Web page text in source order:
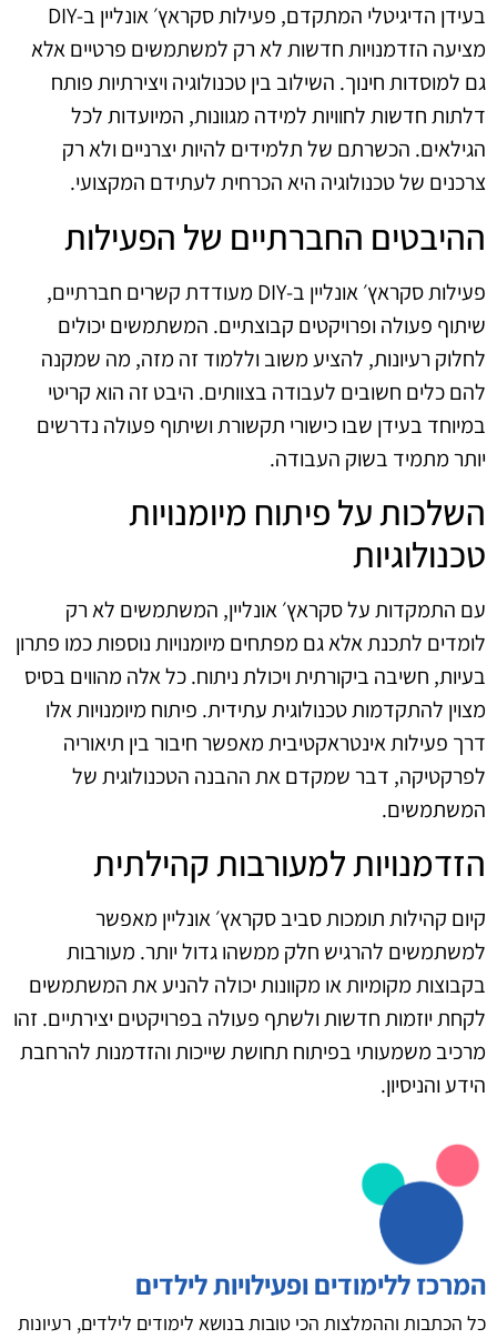
בעידן הדיגיטלי המתקדם, פעילות סקראץ׳ אונליין ב‑DIY
מציעה הזדמנויות חדשות לא רק למשתמשים פרטיים אלא
גם למוסדות חינוך. השילוב בין טכנולוגיה ויצירתיות פותח
דלתות חדשות לחוויות למידה מגוונות, המיועדות לכל
הגילאים. הכשרתם של תלמידים להיות יצרניים ולא רק
צרכנים של טכנולוגיה היא הכרחית לעתידם המקצועי.
ההיבטים החברתיים של הפעילות
פעילות סקראץ׳ אונליין ב‑DIY מעודדת קשרים חברתיים,
שיתוף פעולה ופרויקטים קבוצתיים. המשתמשים יכולים
לחלוק רעיונות, להציע משוב וללמוד זה מזה, מה שמקנה
להם כלים חשובים לעבודה בצוותים. היבט זה הוא קריטי
במיוחד בעידן שבו כישורי תקשורת ושיתוף פעולה נדרשים
יותר מתמיד בשוק העבודה.
השלכות על פיתוח מיומנויות
טכנולוגיות
עם התמקדות על סקראץ׳ אונליין, המשתמשים לא רק
לומדים לתכנת אלא גם מפתחים מיומנויות נוספות כמו פתרון
בעיות, חשיבה ביקורתית ויכולת ניתוח. כל אלה מהווים בסיס
מצוין להתקדמות טכנולוגית עתידית. פיתוח מיומנויות אלו
דרך פעילות אינטראקטיבית מאפשר חיבור בין תיאוריה
לפרקטיקה, דבר שמקדם את ההבנה הטכנולוגית של
המשתמשים.
הזדמנויות למעורבות קהילתית
קיום קהילות תומכות סביב סקראץ׳ אונליין מאפשר
למשתמשים להרגיש חלק ממשהו גדול יותר. מעורבות
בקבוצות מקומיות או מקוונות יכולה להניע את המשתמשים
לקחת יוזמות חדשות ולשתף פעולה בפרויקטים יצירתיים. זהו
מרכיב משמעותי בפיתוח תחושת שייכות והזדמנות להרחבת
הידע והניסיון.
המרכז ללימודים ופעילויות לילדים
כל הכתבות וההמלצות הכי טובות בנושא לימודים לילדים, רעיונות